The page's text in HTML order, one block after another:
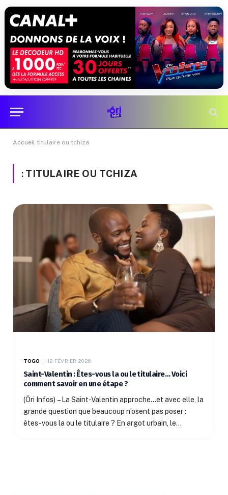
Accueil titulaire ou tchiza
: TITULAIRE OU TCHIZA
TOGO 12 FÉVRIER 2026
Saint-Valentin : Êtes-vous la ou le titulaire… Voici
comment savoir en une étape ?
(Öri Infos) – La Saint-Valentin approche…et avec elle, la
grande question que beaucoup n’osent pas poser :
êtes-vous la ou le titulaire ? En argot urbain, le…